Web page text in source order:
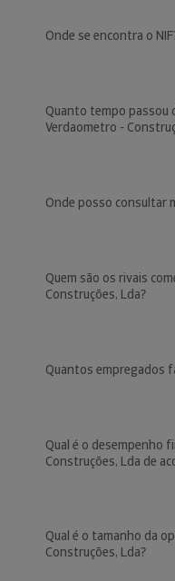
Onde se encontra o
Quanto tempo passou
Verdaometro -
Onde posso consultar
Quem são os rivais
Construções, Lda?
Quantos empregados
Qual é o desempenho
Construções, Lda de
Qual é o tamanho da
Construções, Lda?